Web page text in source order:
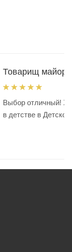
Товарищ майор.
Выбор отличный!
в детстве в